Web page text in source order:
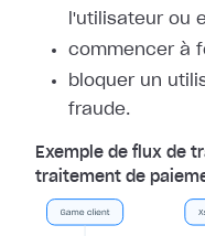
l'utilisateur ou
commencer à
bloquer un
fraude.
Exemple de flux de
traitement de